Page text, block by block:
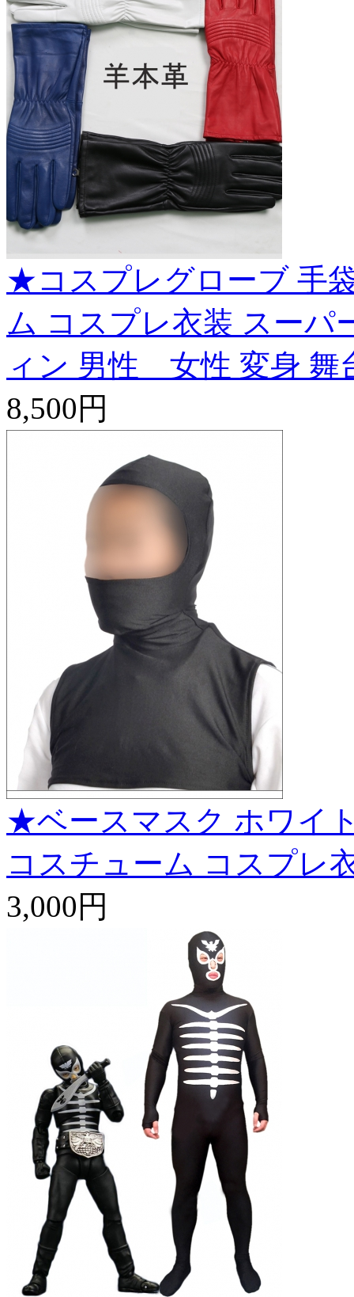
★コスプレグローブ 手
ム コスプレ衣装 スーパ
ィン 男性 女性 変身 舞
8,500円
★ベースマスク ホワイ
コスチューム コスプレ
3,000円